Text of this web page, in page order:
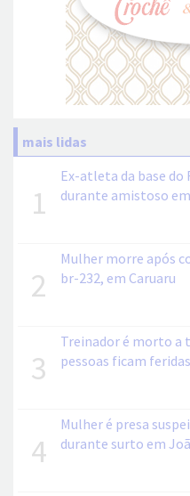
mais lidas
1
Ex-atleta da base
durante amistoso
2
Mulher morre após
br-232, em Caruaru
3
Treinador é morto a
pessoas ficam
4
Mulher é presa
durante surto em